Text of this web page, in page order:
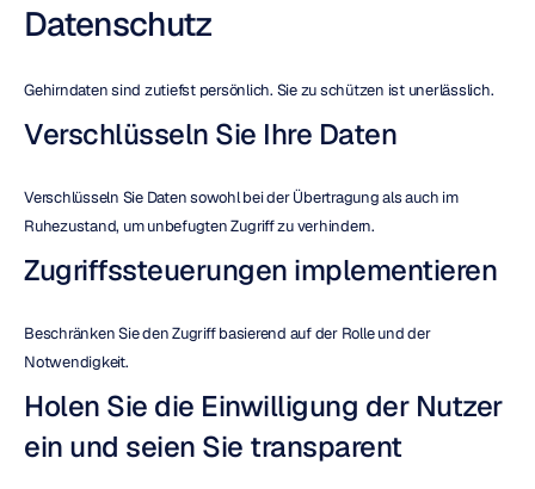
Datenschutz
Gehirndaten sind zutiefst persönlich. Sie zu schützen ist unerlässlich.
Verschlüsseln Sie Ihre Daten
Verschlüsseln Sie Daten sowohl bei der Übertragung als auch im
Ruhezustand, um unbefugten Zugriff zu verhindern.
Zugriffssteuerungen implementieren
Beschränken Sie den Zugriff basierend auf der Rolle und der
Notwendigkeit.
Holen Sie die Einwilligung der Nutzer
ein und seien Sie transparent